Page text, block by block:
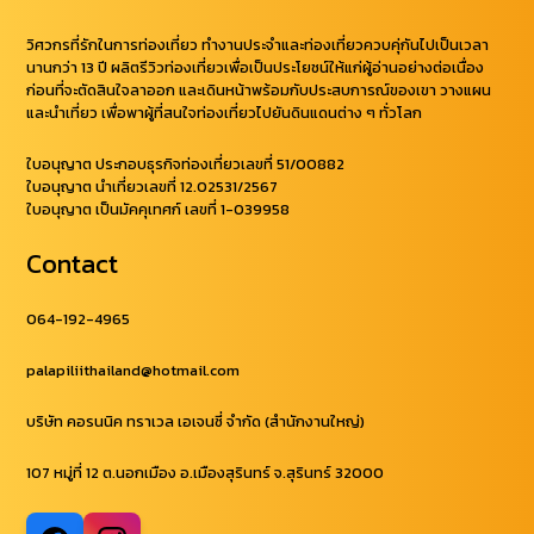
วิศวกรที่รักในการท่องเที่ยว ทำงานประจำและท่องเที่ยวควบคุ่กันไปเป็นเวลา
นานกว่า 13 ปี ผลิตรีวิวท่องเที่ยวเพื่อเป็นประโยชน์ให้แก่ผู้อ่านอย่างต่อเนื่อง
ก่อนที่จะตัดสินใจลาออก และเดินหน้าพร้อมกับประสบการณ์ของเขา วางแผน
และนำเที่ยว เพื่อพาผู้ที่สนใจท่องเที่ยวไปยันดินแดนต่าง ๆ ทั่วโลก
ใบอนุญาต ประกอบธุรกิจท่องเที่ยวเลขที่ 51/00882
ใบอนุญาต นำเที่ยวเลขที่ 12.02531/2567
ใบอนุญาต เป็นมัคคุเทศก์ เลขที่ 1-039958
Contact
064-192-4965
palapiliithailand@hotmail.com
บริษัท คอรนนิค ทราเวล เอเจนซี่ จำกัด (สำนักงานใหญ่)
107 หมู่ที่ 12 ต.นอกเมือง อ.เมืองสุรินทร์ จ.สุรินทร์ 32000